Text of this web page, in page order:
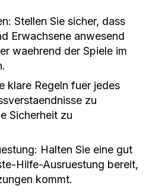
Stellen Sie sicher, dass
Erwachsene anwesend
waehrend der Spiele im
klare Regeln fuer jedes
zu
Sicherheit zu
Halten Sie eine gut
Hilfe-Ausruestung bereit,
kommt.